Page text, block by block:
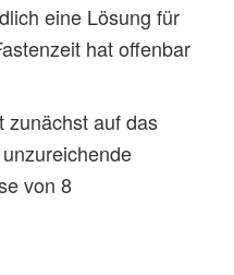
eine Lösung für
hat offenbar
zunächst auf das
von 8